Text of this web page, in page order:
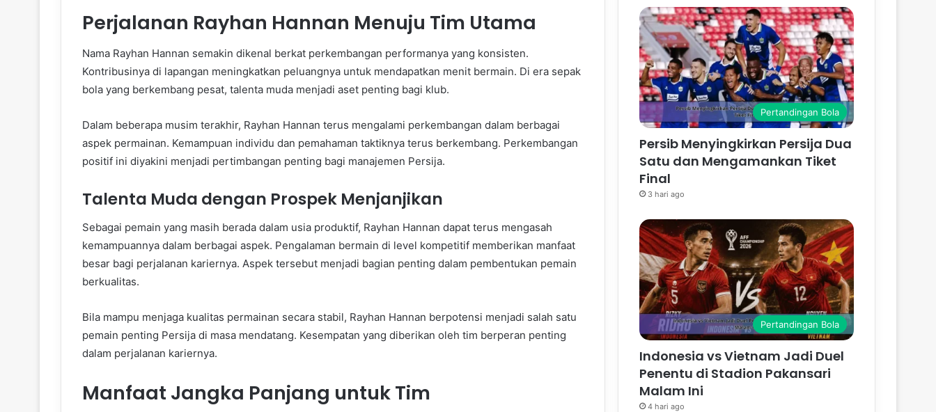
Perjalanan Rayhan Hannan Menuju Tim Utama
Nama Rayhan Hannan semakin dikenal berkat perkembangan performanya yang konsisten.
Kontribusinya di lapangan meningkatkan peluangnya untuk mendapatkan menit bermain. Di era sepak
bola yang berkembang pesat, talenta muda menjadi aset penting bagi klub.
Dalam beberapa musim terakhir, Rayhan Hannan terus mengalami perkembangan dalam berbagai
aspek permainan. Kemampuan individu dan pemahaman taktiknya terus berkembang. Perkembangan
positif ini diyakini menjadi pertimbangan penting bagi manajemen Persija.
Talenta Muda dengan Prospek Menjanjikan
Sebagai pemain yang masih berada dalam usia produktif, Rayhan Hannan dapat terus mengasah
kemampuannya dalam berbagai aspek. Pengalaman bermain di level kompetitif memberikan manfaat
besar bagi perjalanan kariernya. Aspek tersebut menjadi bagian penting dalam pembentukan pemain
berkualitas.
Bila mampu menjaga kualitas permainan secara stabil, Rayhan Hannan berpotensi menjadi salah satu
pemain penting Persija di masa mendatang. Kesempatan yang diberikan oleh tim berperan penting
dalam perjalanan kariernya.
Manfaat Jangka Panjang untuk Tim
Pertandingan Bola
Persib Menyingkirkan Persija Dua
Satu dan Mengamankan Tiket
Final
3 hari ago
Pertandingan Bola
Indonesia vs Vietnam Jadi Duel
Penentu di Stadion Pakansari
Malam Ini
4 hari ago